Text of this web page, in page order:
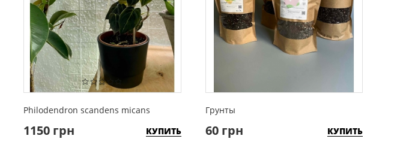
Philodendron scandens micans
1150 грн КУПИТЬ
Грунты
60 грн КУПИТЬ